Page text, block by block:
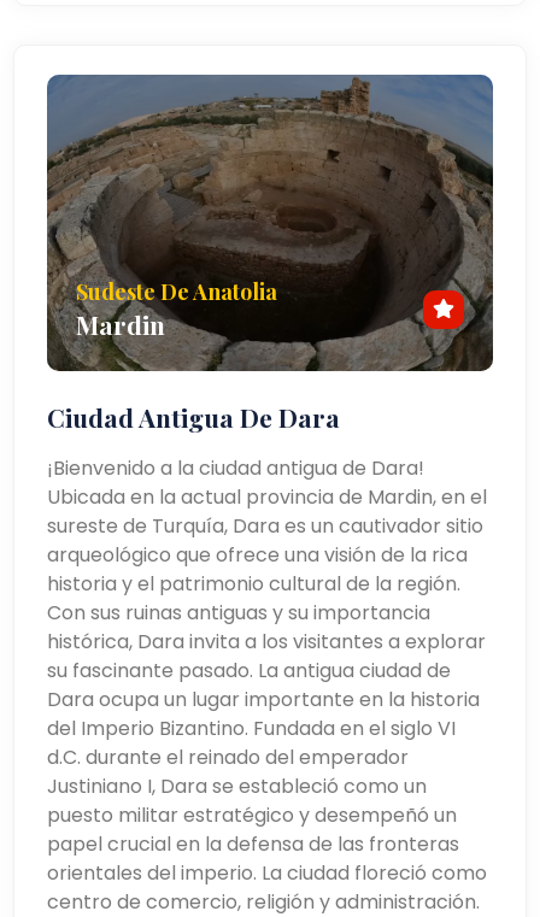
Sudeste De Anatolia
Mardin
Ciudad Antigua De Dara
¡Bienvenido a la ciudad antigua de Dara!
Ubicada en la actual provincia de Mardin, en el
sureste de Turquía, Dara es un cautivador sitio
arqueológico que ofrece una visión de la rica
historia y el patrimonio cultural de la región.
Con sus ruinas antiguas y su importancia
histórica, Dara invita a los visitantes a explorar
su fascinante pasado. La antigua ciudad de
Dara ocupa un lugar importante en la historia
del Imperio Bizantino. Fundada en el siglo VI
d.C. durante el reinado del emperador
Justiniano I, Dara se estableció como un
puesto militar estratégico y desempeñó un
papel crucial en la defensa de las fronteras
orientales del imperio. La ciudad floreció como
centro de comercio, religión y administración.